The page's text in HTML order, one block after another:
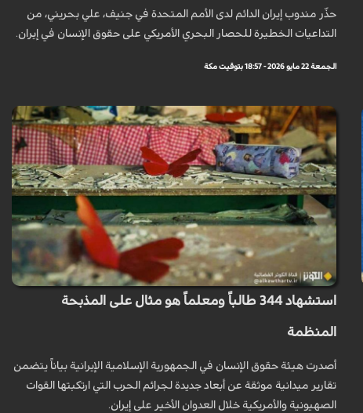
حذّر مندوب إيران الدائم لدى الأمم المتحدة في جنيف، علي بحريني، من
التداعيات الخطيرة للحصار البحري الأمريكي على حقوق الإنسان في إيران.
الجمعة 22 مايو 2026 - 18:57 بتوقيت مكة
استشهاد 344 طالباً ومعلماً هو مثال على المذبحة
المنظمة
أصدرت هيئة حقوق الإنسان في الجمهورية الإسلامية الإيرانية بياناً يتضمن
تقارير ميدانية موثقة عن أبعاد جديدة لجرائم الحرب التي ارتكبتها القوات
الصهيونية والأمريكية خلال العدوان الأخير على إيران.